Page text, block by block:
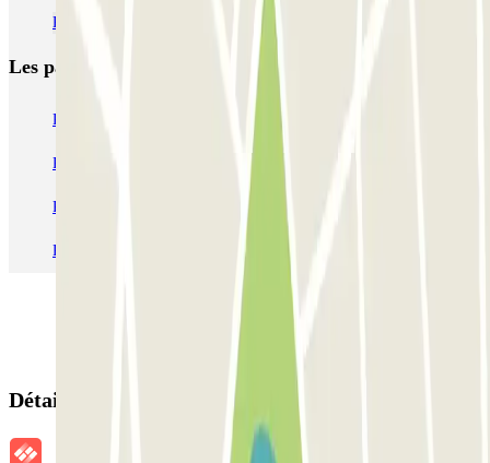
Parking Gare d'Agen pas cher | Parclick
Les parkings les plus réservés
Parking Paris Parking Gare de Lyon
Parking Charles de Gaulle - Roissy Aeroport
Parking Aéroport Roland Garros La Réunion P4 Longue Durée
Parking Aéroport Barcelone Parking Aéroport Beauvais
Détails de la réservation